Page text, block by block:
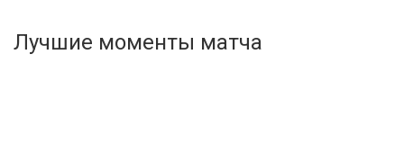
Лучшие моменты матча